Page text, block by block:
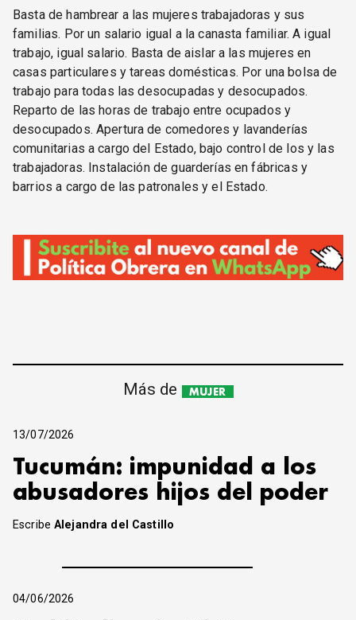
Basta de hambrear a las mujeres trabajadoras y sus
familias. Por un salario igual a la canasta familiar. A igual
trabajo, igual salario. Basta de aislar a las mujeres en
casas particulares y tareas domésticas. Por una bolsa de
trabajo para todas las desocupadas y desocupados.
Reparto de las horas de trabajo entre ocupados y
desocupados. Apertura de comedores y lavanderías
comunitarias a cargo del Estado, bajo control de los y las
trabajadoras. Instalación de guarderías en fábricas y
barrios a cargo de las patronales y el Estado.
Más de MUJER
13/07/2026
Tucumán: impunidad a los
abusadores hijos del poder
EscribeAlejandra del Castillo
04/06/2026